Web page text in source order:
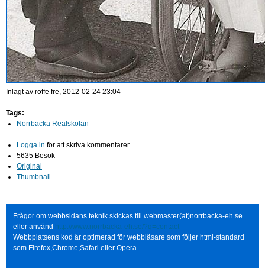
Inlagt av roffe fre, 2012-02-24 23:04
Tags:
Norrbacka Realskolan
Logga in för att skriva kommentarer
5635 Besök
Original
Thumbnail
Frågor om webbsidans teknik skickas till webmaster(at)norrbacka-eh.se
eller använd http://www.norrbacka-eh.se/?q=contact
Webbplatsens kod är optimerad för webbläsare som följer html-standard
som Firefox,Chrome,Safari eller Opera.